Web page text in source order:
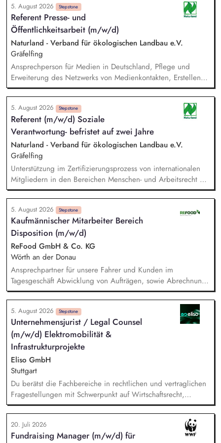
von Social-Media-Strategien und Zielgruppen-Definitionen.
Monitoring externer Trends, um aufkommende Themen
frühzeitig zu erkennen und zeitnahe, wirkungsvolle
Kommunikationsstrategien zu gewährleisten. Budgetplanung
und Kostenstellenmanagement. Fachliche Führung der
Mitarbeitenden (Öffentlichkeitsarbeit, Brand und Content,
Digital Communications)
5. August 2026 Stepstone
Referent Presse- und
Öffentlichkeitsarbeit (m/w/d)
Naturland - Verband für ökologischen Landbau e.V.
Gräfelfing
Ansprechperson für Medien in Deutschland, Pflege und
Erweiterung des Netzwerks von Medienkontakten, Erstellen
von Pressemitteilungen, Statements, etc., Verfassen von
Artikeln und Posts für verschiedene interne wie externe
Verbandsmedien, Strategische Kommunikationsplanung in
Zusammenarbeit mit der Leitung Kommunikation & Presse,
Enge Zusammenarbeit mit der Fachabteilung Politik zur
Entwicklung und Formulierung klarer politischer Botschaften,
Medienmonitoring und Ableitung entsprechender
Kommunikationsmaßnahmen, Aktive Mitarbeit im Team
Krisenkommunikation
5. August 2026 Stepstone
Referent (m/w/d) Soziale
Verantwortung- befristet auf zwei Jahre
Naturland - Verband für ökologischen Landbau e.V.
Gräfelfing
Unterstützung im Zertifizierungsprozess von internationalen
Mitgliedern in den Bereichen Menschen- und Arbeitsrecht mit
Schwerpunkt auf Spanien, Lateinamerika und Indien. Analyse
und Überprüfung von Audit-Berichten und
zertifizierungsrelevanten Unterlagen, wie Lohnberechnungen,
Arbeitszeiterfassungen und Tarifverträgen. Durchführung von
Qualitätssicherungsbesuchen in Spanien und weltweit.
Weiterentwicklung der Naturland Richtlinien Soziale
Verantwortung sowie des Kontroll- und Zertifizierungssystems.
Durchführung regionalspezifischer Schulungen für externe
Kontrollstellen sowie Webinaren und Workshops zu
Sozialstandards, Menschen- und Arbeitsrechten.
5. August 2026 Stepstone
Kaufmännischer Mitarbeiter Bereich
Disposition (m/w/d)
ReFood GmbH & Co. KG
Wörth an der Donau
Ansprechpartner für unsere Fahrer und Kunden im
Tagesgeschäft Abwicklung von Aufträgen, sowie Abrechnung
von erbrachten Leistungen Bearbeitung der eingehenden
Anfragen und Aufträge sowie von
kaufmännischen/administrativen Themen Sicherstellung der
Betriebsbereitschaft unseres Fuhrparks Laufende Überprüfung
und Optimierung der Logistikprozesse Pflege der
Arbeitsnachweise der gewerblichen Mitarbeiter und Kontrolle
der Einhaltung der gesetzlichen Vorgaben
5. August 2026 Stepstone
Unternehmensjurist / Legal Counsel
(m/w/d) Elektromobilität &
Infrastrukturprojekte
Eliso GmbH
Stuttgart
Du berätst die Fachbereiche in rechtlichen und vertraglichen
Fragestellungen mit Schwerpunkt auf Wirtschaftsrecht,
Zivilrecht, Handelsrecht, Gesellschaftsrecht und Energierecht
Du begleitest rechtlich Infrastruktur- und
Ladeinfrastrukturprojekte über den gesamten
Projektlebenszyklus, insbesondere das bundesweite „Lkw-
20. Juli 2026
Fundraising Manager (m/w/d) für